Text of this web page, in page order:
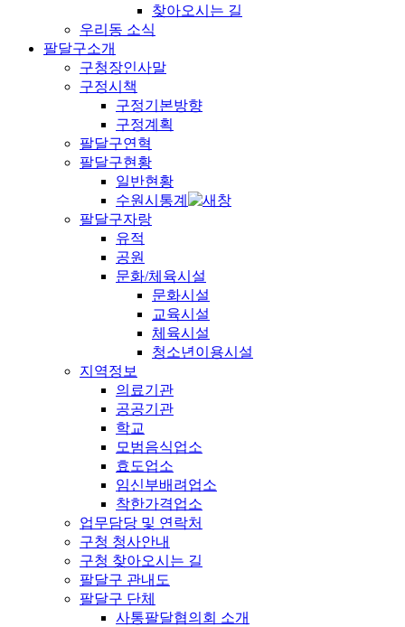
찾아오시는 길
우리동 소식
팔달구소개
구청장인사말
구정시책
구정기본방향
구정계획
팔달구연혁
팔달구현황
일반현황
수원시통계
팔달구자랑
유적
공원
문화/체육시설
문화시설
교육시설
체육시설
청소년이용시설
지역정보
의료기관
공공기관
학교
모범음식업소
효도업소
임신부배려업소
착한가격업소
업무담당 및 연락처
구청 청사안내
구청 찾아오시는 길
팔달구 관내도
팔달구 단체
사통팔달협의회 소개